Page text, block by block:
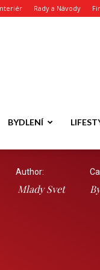
Rady a Návody
BYDLENÍ
Author:
Mlady Svet